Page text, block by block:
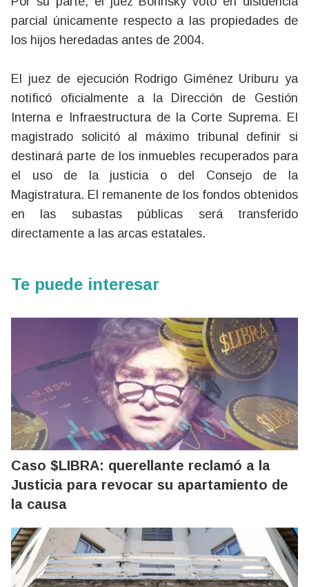
parcial únicamente respecto a las propiedades de
los hijos heredadas antes de 2004.
El juez de ejecución Rodrigo Giménez Uriburu ya
notificó oficialmente a la Dirección de Gestión
Interna e Infraestructura de la Corte Suprema. El
magistrado solicitó al máximo tribunal definir si
destinará parte de los inmuebles recuperados para
el uso de la justicia o del Consejo de la
Magistratura. El remanente de los fondos obtenidos
en las subastas públicas será transferido
directamente a las arcas estatales.
Te puede interesar
Caso $LIBRA: querellante reclamó a la
Justicia para revocar su apartamiento de
la causa